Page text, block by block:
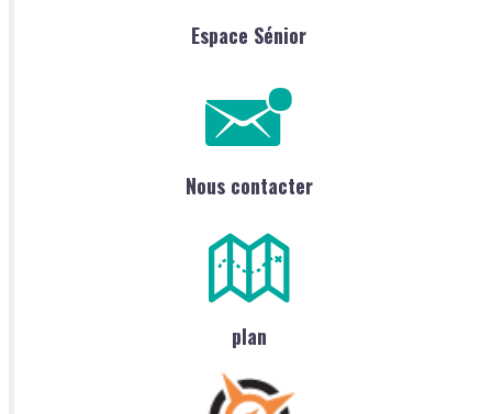
Espace Sénior
Nous contacter
plan